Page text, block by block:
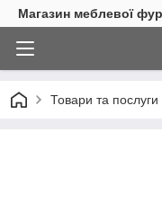
Магазин меблевої
Товари та послуги